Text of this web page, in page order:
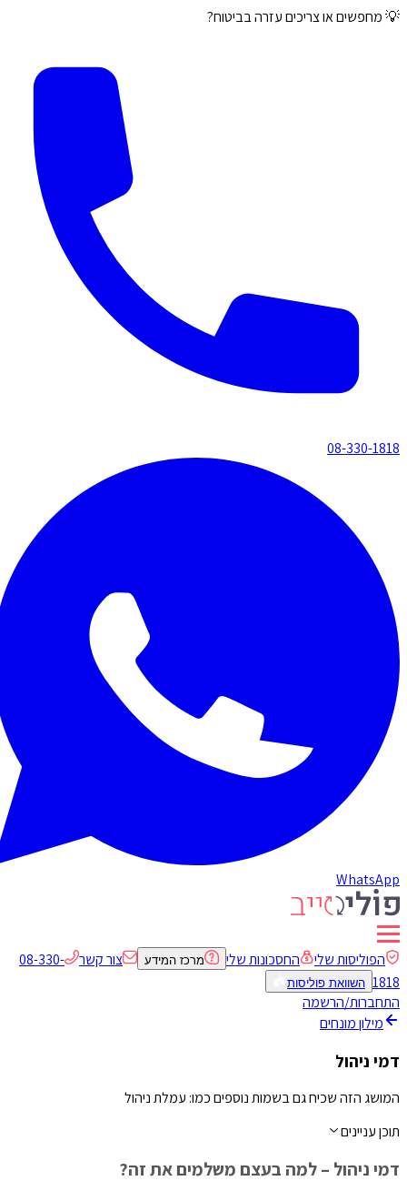
💡 מחפשים או צריכים עזרה בביטוח?
08-330-1818
WhatsApp
הפוליסות שלי החסכונות שלי מרכז המידע צור קשר
08-330-
1818
השוואת פוליסות
התחברות/הרשמה
מילון מונחים
דמי ניהול
המושג הזה שכיח גם בשמות נוספים כמו: עמלת ניהול
תוכן עניינים
דמי ניהול – למה בעצם משלמים את זה?